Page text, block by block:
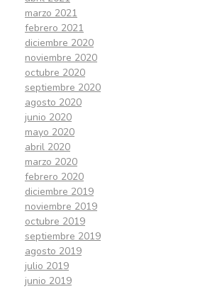
marzo 2021
febrero 2021
diciembre 2020
noviembre 2020
octubre 2020
septiembre 2020
agosto 2020
junio 2020
mayo 2020
abril 2020
marzo 2020
febrero 2020
diciembre 2019
noviembre 2019
octubre 2019
septiembre 2019
agosto 2019
julio 2019
junio 2019